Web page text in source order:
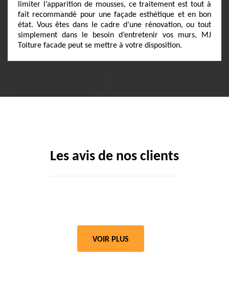
limiter l’apparition de mousses, ce traitement est tout à
fait recommandé pour une façade esthétique et en bon
état. Vous êtes dans le cadre d’une rénovation, ou tout
simplement dans le besoin d’entretenir vos murs, MJ
Toiture facade peut se mettre à votre disposition.
Les avis de nos clients
VOIR PLUS